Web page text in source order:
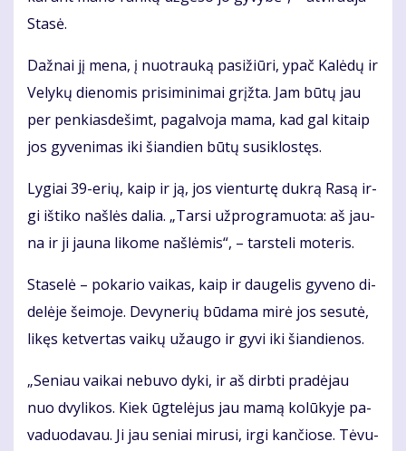
Sta­sė.
Daž­nai jį me­na, į nuo­trau­ką pa­si­žiū­ri, ypač Ka­lė­dų ir
Ve­ly­kų die­no­mis pri­si­mi­ni­mai grįž­ta. Jam bū­tų jau
per pen­kias­de­šimt, pa­gal­vo­ja ma­ma, kad gal ki­taip
jos gy­ve­ni­mas iki šian­dien bū­tų su­si­klos­tęs.
Ly­giai 39-erių, kaip ir ją, jos vien­tur­tę duk­rą Ra­są ir­
gi iš­ti­ko naš­lės da­lia. „Tar­si už­prog­ra­muo­ta: aš jau­
na ir ji jau­na li­ko­me naš­lė­mis“, – tars­te­li mo­te­ris.
Sta­se­lė – po­ka­rio vai­kas, kaip ir dau­ge­lis gy­ve­no di­
de­lė­je šei­mo­je. De­vy­ne­rių bū­da­ma mi­rė jos se­su­tė,
li­kęs ket­ver­tas vai­kų už­au­go ir gy­vi iki šian­die­nos.
„Se­niau vai­kai ne­bu­vo dy­ki, ir aš dirb­ti pra­dė­jau
nuo dvy­li­kos. Kiek ūg­te­lė­jus jau ma­mą ko­lū­ky­je pa­
va­duo­da­vau. Ji jau se­niai mi­ru­si, ir­gi kan­čio­se. Tė­vu­